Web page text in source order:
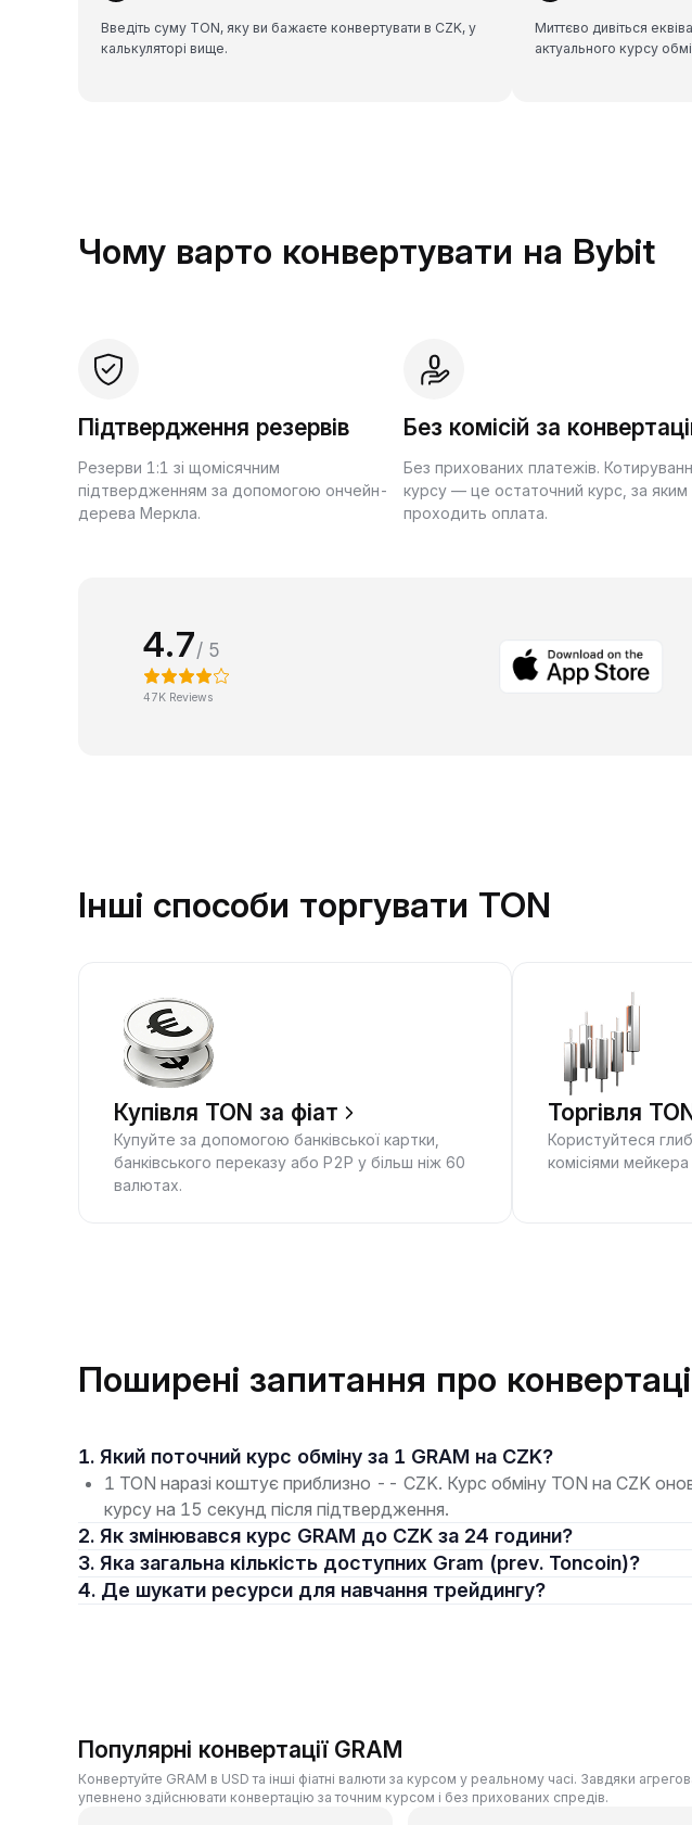
Введіть суму TON, яку ви бажаєте конвертувати в CZK, у
калькуляторі вище.
Миттєво дивіться
актуального курсу
Чому варто конвертувати на Bybit
Підтвердження резервів
Резерви 1:1 зі щомісячним
підтвердженням за допомогою ончейн-
дерева Меркла.
Без комісій за
Без прихованих платежів.
курсу — це остаточний курс, за яким
проходить оплата.
4.7/ 5
47K Reviews
Інші способи торгувати TON
Купівля TON за фіат
Купуйте за допомогою банківської картки,
банківського переказу або P2P у більш ніж 60
валютах.
Торгівля
Користуйтеся
комісіями
Поширені запитання про
1. Який поточний курс обміну за 1 GRAM на CZK?
1 TON наразі коштує приблизно -- CZK. Курс обміну TON на CZK
курсу на 15 секунд після підтвердження.
2. Як змінювався курс GRAM до CZK за 24 години?
3. Яка загальна кількість доступних Gram (prev. Toncoin)?
4. Де шукати ресурси для навчання трейдингу?
Популярні конвертації GRAM
Конвертуйте GRAM в USD та інші фіатні валюти за курсом у реальному часі. Завдяки
упевнено здійснювати конвертацію за точним курсом і без прихованих спредів.